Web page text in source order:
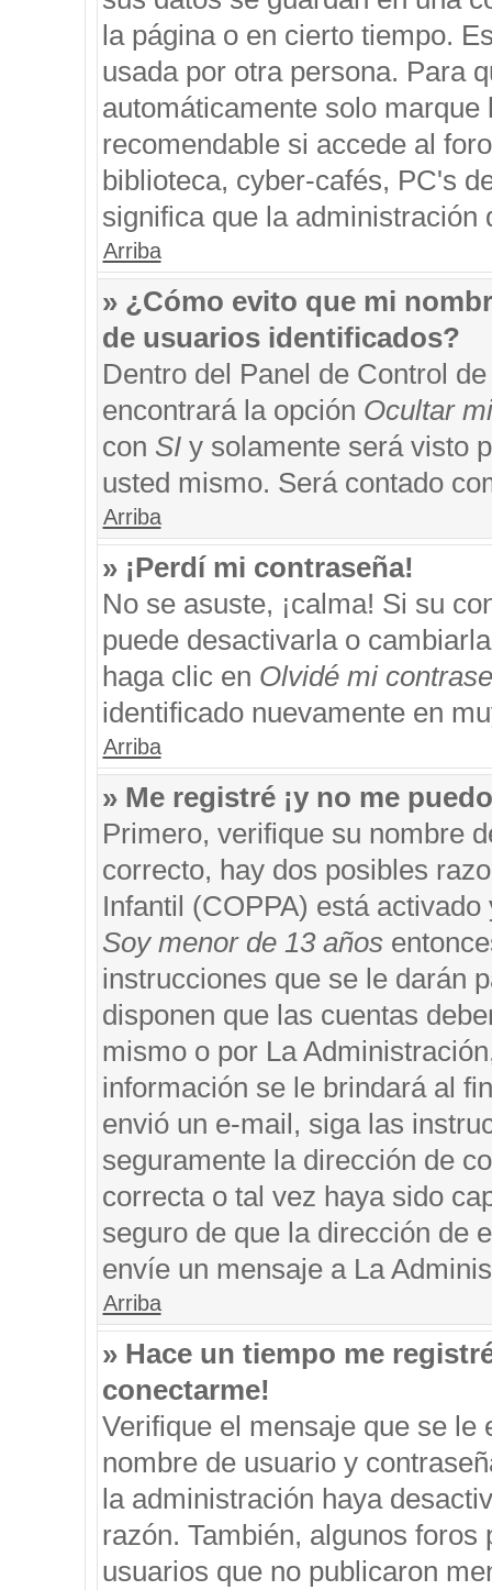
la página o en cierto tiempo.
usada por otra persona. Para
automáticamente solo
recomendable si accede al
biblioteca, cyber-cafés, PC's
significa que la administración
Arriba
» ¿Cómo evito que mi
de usuarios identificados?
Dentro del Panel de Control
encontrará la opción Ocultar
con SIy solamente será visto
usted mismo. Será contado
Arriba
» ¡Perdí mi contraseña!
No se asuste, ¡calma! Si su
puede desactivarla o
haga clic en Olvidé mi
identificado nuevamente en
Arriba
» Me registré ¡y no me
Primero, verifique su nombre
correcto, hay dos posibles
Infantil (COPPA) está
Soy menor de 13 años
instrucciones que se le darán
disponen que las cuentas
mismo o por La
información se le brindará al
envió un e-mail, siga las
seguramente la dirección de
correcta o tal vez haya sido
seguro de que la dirección de
envíe un mensaje a La
Arriba
» Hace un tiempo me
conectarme!
Verifique el mensaje que se
nombre de usuario y
la administración haya
razón. También, algunos
usuarios que no publicaron